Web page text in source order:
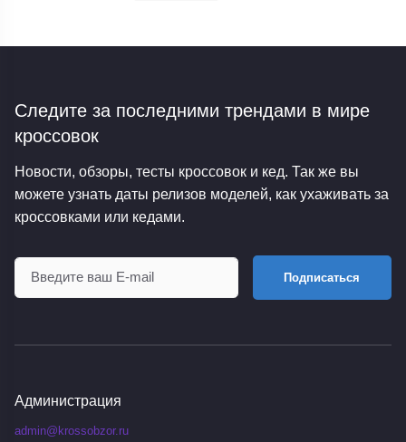
Следите за последними трендами в мире
кроссовок
Новости, обзоры, тесты кроссовок и кед. Так же вы
можете узнать даты релизов моделей, как ухаживать за
кроссовками или кедами.
Подписаться
Администрация
admin@krossobzor.ru